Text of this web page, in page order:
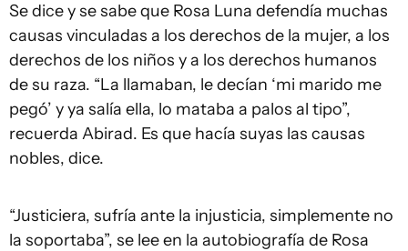
Se dice y se sabe que Rosa Luna defendía muchas
causas vinculadas a los derechos de la mujer, a los
derechos de los niños y a los derechos humanos
de su raza. “La llamaban, le decían ‘mi marido me
pegó’ y ya salía ella, lo mataba a palos al tipo”,
recuerda Abirad. Es que hacía suyas las causas
nobles, dice.
“Justiciera, sufría ante la injusticia, simplemente no
la soportaba”, se lee en la autobiografía de Rosa